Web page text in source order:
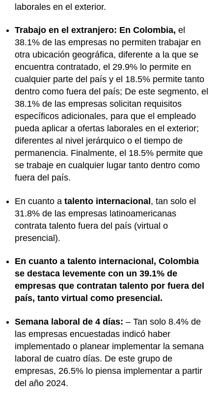
laborales en el exterior.
Trabajo en el extranjero: En Colombia, el
38.1% de las empresas no permiten trabajar en
otra ubicación geográfica, diferente a la que se
encuentra contratado, el 29.9% lo permite en
cualquier parte del país y el 18.5% permite tanto
dentro como fuera del país; De este segmento, el
38.1% de las empresas solicitan requisitos
específicos adicionales, para que el empleado
pueda aplicar a ofertas laborales en el exterior;
diferentes al nivel jerárquico o el tiempo de
permanencia. Finalmente, el 18.5% permite que
se trabaje en cualquier lugar tanto dentro como
fuera del país.
En cuanto a talento internacional, tan solo el
31.8% de las empresas latinoamericanas
contrata talento fuera del país (virtual o
presencial).
En cuanto a talento internacional, Colombia
se destaca levemente con un 39.1% de
empresas que contratan talento por fuera del
país, tanto virtual como presencial.
Semana laboral de 4 días: – Tan solo 8.4% de
las empresas encuestadas indicó haber
implementado o planear implementar la semana
laboral de cuatro días. De este grupo de
empresas, 26.5% lo piensa implementar a partir
del año 2024.